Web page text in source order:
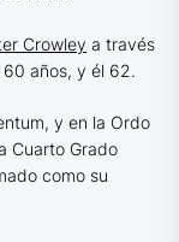
Crowley a través
años, y él 62.
y en la Ordo
Cuarto Grado
como su